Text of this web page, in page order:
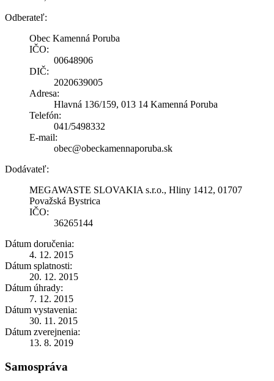
Odberateľ:
Obec Kamenná Poruba
IČO:
00648906
DIČ:
2020639005
Adresa:
Hlavná 136/159, 013 14 Kamenná Poruba
Telefón:
041/5498332
E-mail:
obec@obeckamennaporuba.sk
Dodávateľ:
MEGAWASTE SLOVAKIA s.r.o., Hliny 1412, 01707
Považská Bystrica
IČO:
36265144
Dátum doručenia:
4. 12. 2015
Dátum splatnosti:
20. 12. 2015
Dátum úhrady:
7. 12. 2015
Dátum vystavenia:
30. 11. 2015
Dátum zverejnenia:
13. 8. 2019
Samospráva